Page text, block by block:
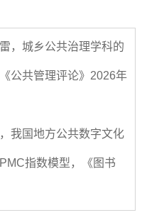
，城乡公共治理学科的
公共管理评论》2026年
我国地方公共数字文化
指数模型，《图书